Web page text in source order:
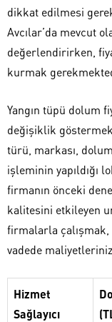
dikkat edilmesi
Avcılar’da mevcut
değerlendirirken,
kurmak
Yangın tüpü dolum
değişiklik
türü, markası,
işleminin yapıldığı
firmanın önceki
kalitesini etkileyen
firmalarla çalışmak,
vadede
Hizmet
Sağlayıcı